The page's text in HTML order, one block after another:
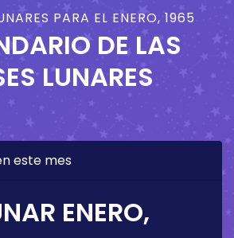
PARA EL ENERO, 1965
DE LAS
LUNARES
este mes
ENERO,